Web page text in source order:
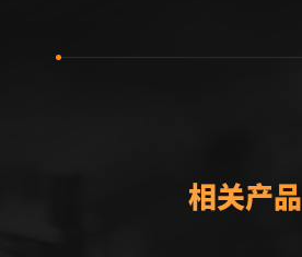
相关产品